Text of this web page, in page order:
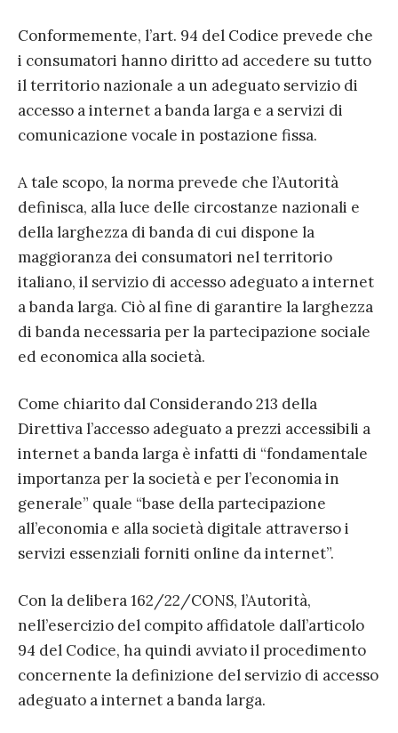
Conformemente, l’art. 94 del Codice prevede che
i consumatori hanno diritto ad accedere su tutto
il territorio nazionale a un adeguato servizio di
accesso a internet a banda larga e a servizi di
comunicazione vocale in postazione fissa.
A tale scopo, la norma prevede che l’Autorità
definisca, alla luce delle circostanze nazionali e
della larghezza di banda di cui dispone la
maggioranza dei consumatori nel territorio
italiano, il servizio di accesso adeguato a internet
a banda larga. Ciò al fine di garantire la larghezza
di banda necessaria per la partecipazione sociale
ed economica alla società.
Come chiarito dal Considerando 213 della
Direttiva l’accesso adeguato a prezzi accessibili a
internet a banda larga è infatti di “fondamentale
importanza per la società e per l’economia in
generale” quale “base della partecipazione
all’economia e alla società digitale attraverso i
servizi essenziali forniti online da internet”.
Con la delibera 162/22/CONS, l’Autorità,
nell’esercizio del compito affidatole dall’articolo
94 del Codice, ha quindi avviato il procedimento
concernente la definizione del servizio di accesso
adeguato a internet a banda larga.